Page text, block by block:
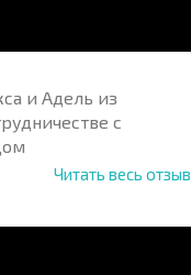
и Адель из
с
Читать весь отзыв